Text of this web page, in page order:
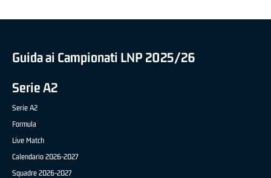
Guida ai Campionati LNP 2025/26
Serie A2
Serie A2
Formula
Live Match
Calendario 2026-2027
Squadre 2026-2027